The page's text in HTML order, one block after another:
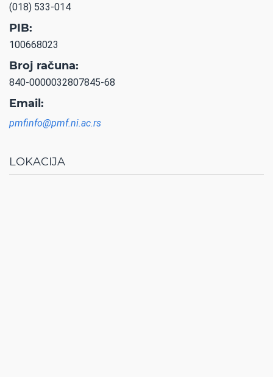
(018) 533-014
PIB:
100668023
Broj računa:
840-0000032807845-68
Email:
pmfinfo@pmf.ni.ac.rs
LOKACIJA